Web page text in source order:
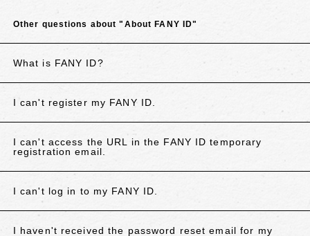
Other questions about "About FANY ID"
What is FANY ID?
I can't register my FANY ID.
I can't access the URL in the FANY ID temporary
registration email.
I can't log in to my FANY ID.
I haven't received the password reset email for my